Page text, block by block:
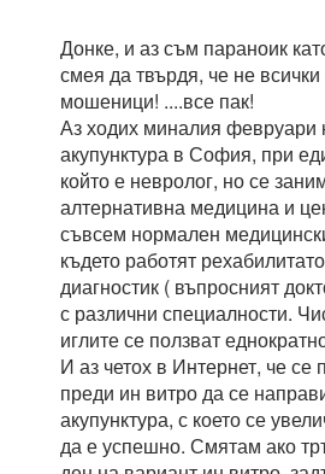
Донке, и аз съм параноик
смея да твърдя, че не всички
мошеници! ....все пак!
Аз ходих миналия февруари
акупунктура в София, при
който е невролог, но се
алтернативна медицина и
съвсем нормален
където работят
диагностик ( въпросният
с различни специалности.
иглите се ползват
И аз четох в Интернет, че се
преди ин витро да се
акупунктура, с което се
да е успешно. Смятам ако